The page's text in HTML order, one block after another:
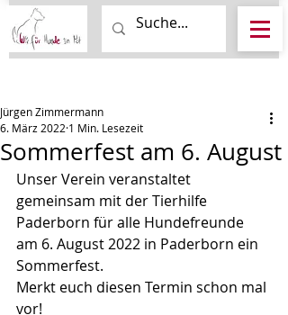
Sommerfest am 6. August
Jürgen Zimmermann
6. März 2022 1 Min. Lesezeit
Unser Verein veranstaltet
gemeinsam mit der Tierhilfe
Paderborn für alle Hundefreunde
am 6. August 2022 in Paderborn ein
Sommerfest.
Merkt euch diesen Termin schon mal
vor!